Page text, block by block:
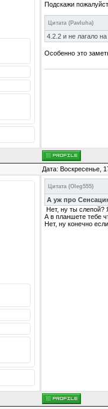
Подскажи
Цитата ( Pavluha)
4.2.2 и не лагало на
Особенно это
Дата: Воскресенье,
Цитата (Oleg555)
А уж про
Нет, ну ты слепой?
А в планшете тебе
Нет, ну конечно